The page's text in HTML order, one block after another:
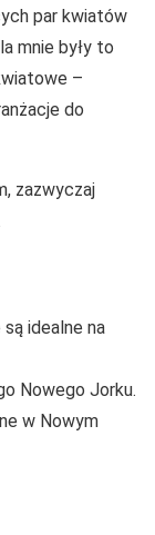
par kwiatów
mnie były to
–
do
zazwyczaj
idealne na
Nowego Jorku.
w Nowym